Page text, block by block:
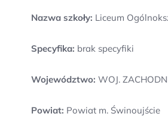
Nazwa szkoły: Liceum
Specyfika: brak specyfiki
Województwo: WOJ.
Powiat: Powiat m. Świnoujście